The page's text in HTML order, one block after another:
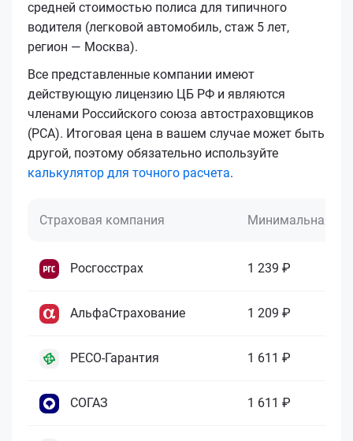
средней стоимостью полиса для типичного
водителя (легковой автомобиль, стаж 5 лет,
регион — Москва).
Все представленные компании имеют
действующую лицензию ЦБ РФ и являются
членами Российского союза автостраховщиков
(РСА). Итоговая цена в вашем случае может быть
другой, поэтому обязательно используйте
калькулятор для точного расчета.
Страховая компания Минимальная
Росгосстрах 1 239 ₽
АльфаСтрахование 1 209 ₽
РЕСО-Гарантия 1 611 ₽
СОГАЗ 1 611 ₽